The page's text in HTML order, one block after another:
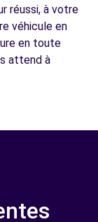
réussi, à votre
véhicule en
en toute
attend à